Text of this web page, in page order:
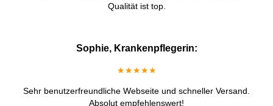
Qualität ist top.
Sophie, Krankenpflegerin:
★★★★★
Sehr benutzerfreundliche Webseite und schneller Versand.
Absolut empfehlenswert!